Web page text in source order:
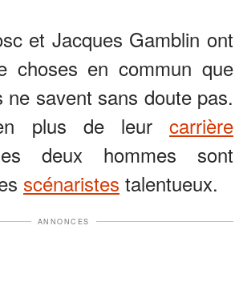
et Jacques Gamblin ont
choses en commun que
savent sans doute pas.
plus de leur carrière
deux hommes sont
scénaristes talentueux.
ANNONCES